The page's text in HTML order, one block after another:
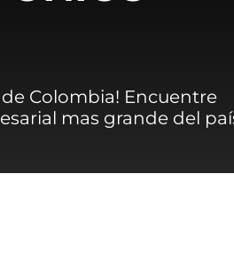
Colombia! Encuentre
mas grande del